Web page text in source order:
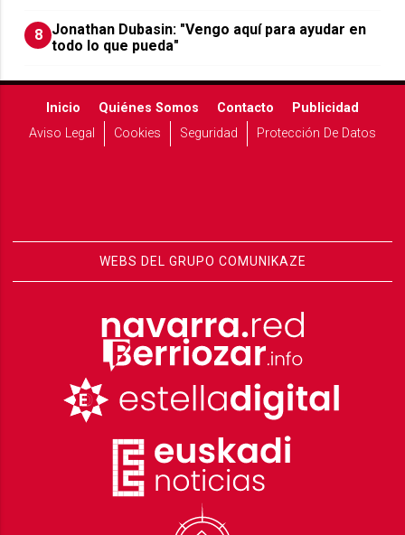
8 Jonathan Dubasin: "Vengo aquí para ayudar en
todo lo que pueda"
Inicio Quiénes Somos Contacto
Publicidad
Aviso Legal
Cookies Seguridad Protección De Datos
WEBS DEL GRUPO COMUNIKAZE